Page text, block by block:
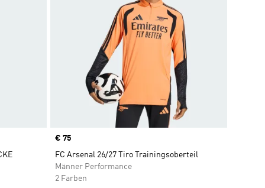
Price
€ 75
FC Arsenal 26/27 Tiro Trainingsoberteil
Männer Performance
2 Farben